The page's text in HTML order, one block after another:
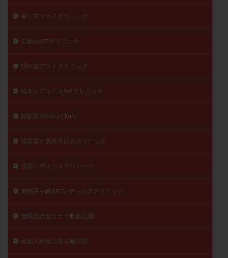
峯レディースクリニック
広島HARTクリニック
明大前アートクリニック
松本レディースIVFクリニック
桂駅前 Mihara Clinic
泌尿器と男性不妊のクリニック
浅田レディースクリニック
湘南茅ヶ崎ARTレディースクリニック
無料妊活セミナー動画公開
産婦人科舘出張佐藤病院